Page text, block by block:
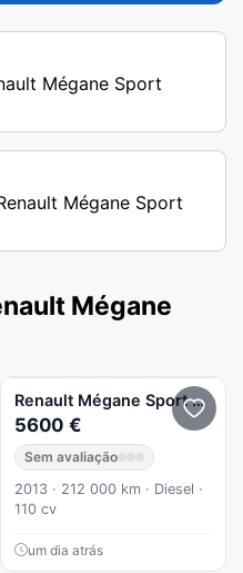
Mégane Sport
Mégane Sport
Mégane
Renault Mégane Sport Tourer
5600 €
Sem avaliação
2013 · 212 000 km · Diesel ·
110 cv
um dia atrás